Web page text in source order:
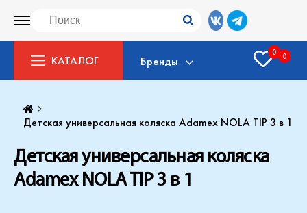
КАТАЛОГ Бренды
0 0
Детская универсальная коляска Adamex NOLA TIP 3 в 1
Детская универсальная коляска
Adamex NOLA TIP 3 в 1